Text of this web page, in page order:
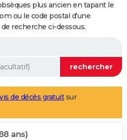
plus ancien en tapant le
ou le code postal d'une
recherche ci-dessous.
de décès gratuitsur
ans)